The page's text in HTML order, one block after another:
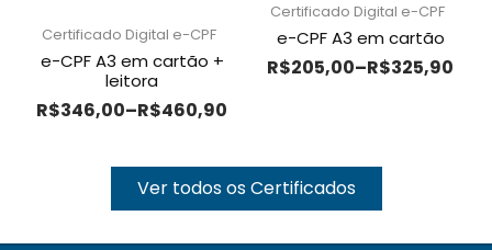
Certificado Digital e-CPF
e-CPF A3 em cartão +
leitora
R$346,00–R$460,90
Certificado Digital e-CPF
e-CPF A3 em cartão
R$205,00–R$325,90
Ver todos os Certificados